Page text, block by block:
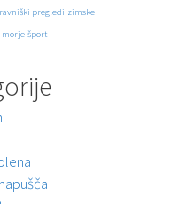
pregledi zimske
morje šport